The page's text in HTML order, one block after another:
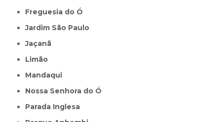
Freguesia do Ó
Jardim São Paulo
Jaçanã
Limão
Mandaqui
Nossa Senhora do Ó
Parada Inglesa